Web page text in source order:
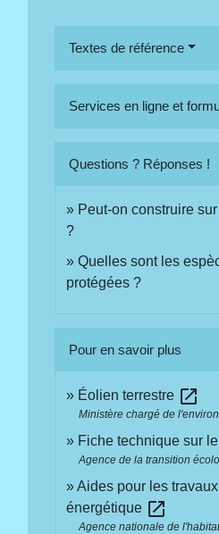
Textes de référence
Services en ligne et
Questions ? Réponses !
Peut-on construire
?
Quelles sont les
protégées ?
Pour en savoir plus
Éolien terrestre open_in_new
Ministère chargé de
Fiche technique sur
Agence de la transition
Aides pour les
énergétique open_in_new
Agence nationale de